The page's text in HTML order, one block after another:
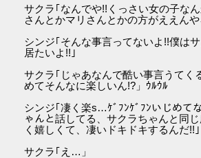
サクラ｢なんでや!!くっさい女の子な
さんとかマリさんとかの方がええんや
シンジ｢そんな事言ってないよ!!僕は
居たいよ!!｣
サクラ｢じゃあなんで酷い事言うてく
めてそんなに楽しいん!?」ｳﾙｳﾙ
シンジ｢凄く楽s…ｹﾞﾌﾝｹﾞﾌﾝいじめて
ゃんと話してる、サクラちゃんと同
く嬉しくて、凄いドキドキするんだ!!｣
サクラ｢え…」